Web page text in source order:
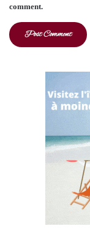
comment.